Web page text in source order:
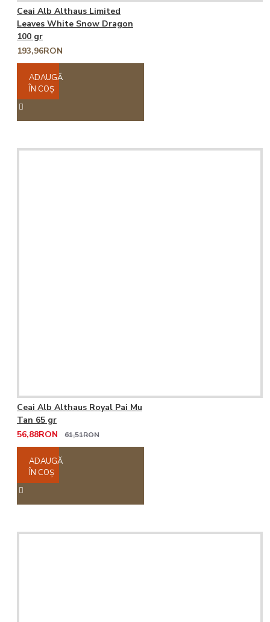
Ceai Alb Althaus Limited
Leaves White Snow Dragon
100 gr
193,96RON
ADAUGĂ
ÎN COŞ
Ceai Alb Althaus Royal Pai Mu
Tan 65 gr
56,88RON
61,51RON
ADAUGĂ
ÎN COŞ